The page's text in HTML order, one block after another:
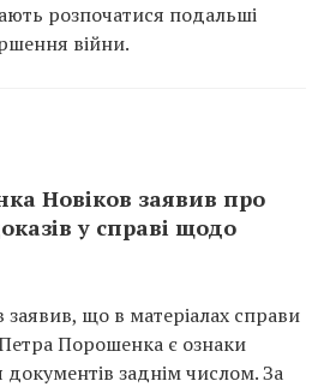
розпочатися подальші
війни.
Новіков заявив про
у справі щодо
заявив, що в матеріалах справи
Порошенка є ознаки
документів заднім числом. За